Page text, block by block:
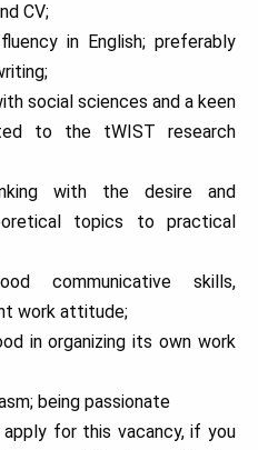
CV;
in English; preferably
social sciences and a keen
to the tWIST research
with the desire and
topics to practical
communicative skills,
work attitude;
in organizing its own work
being passionate
for this vacancy, if you